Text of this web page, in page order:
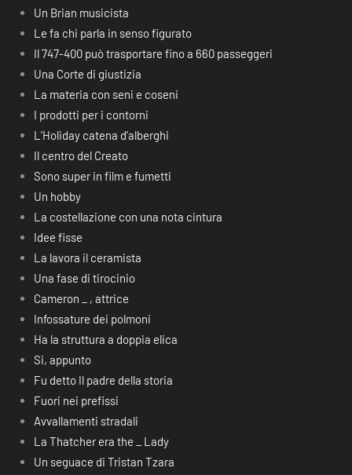
Un Brian musicista
Le fa chi parla in senso figurato
Il 747-400 può trasportare fino a 660 passeggeri
Una Corte di giustizia
La materia con seni e coseni
I prodotti per i contorni
L’Holiday catena d’alberghi
Il centro del Creato
Sono super in film e fumetti
Un hobby
La costellazione con una nota cintura
Idee fisse
La lavora il ceramista
Una fase di tirocinio
Cameron _ , attrice
Infossature dei polmoni
Ha la struttura a doppia elica
Si, appunto
Fu detto Il padre della storia
Fuori nei prefissi
Avvallamenti stradali
La Thatcher era the _ Lady
Un seguace di Tristan Tzara